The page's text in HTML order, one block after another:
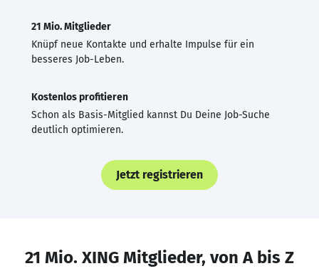
21 Mio. Mitglieder
Knüpf neue Kontakte und erhalte Impulse für ein
besseres Job-Leben.
Kostenlos profitieren
Schon als Basis-Mitglied kannst Du Deine Job-Suche
deutlich optimieren.
Jetzt registrieren
21 Mio. XING Mitglieder, von A bis Z